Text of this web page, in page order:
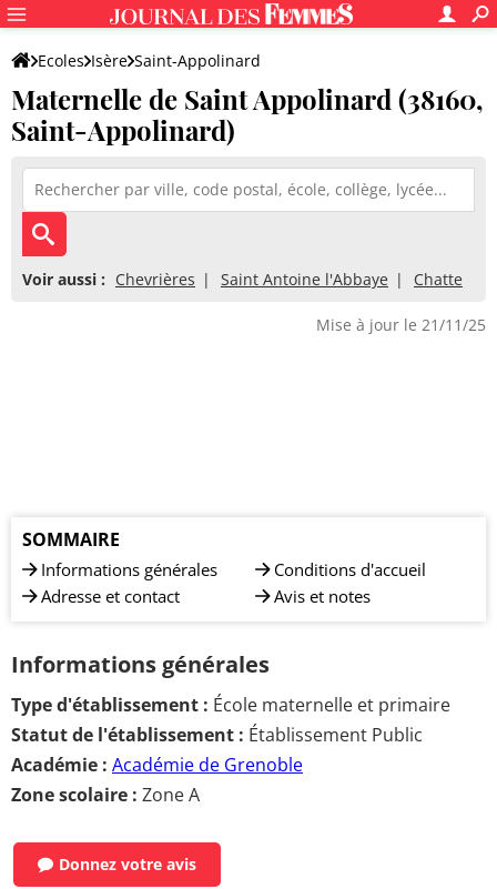
Ecoles Isère Saint-Appolinard
Maternelle de Saint Appolinard
Maternelle de Saint Appolinard (38160,
Saint-Appolinard)
Voir aussi : Chevrières Saint Antoine l'Abbaye Chatte
Mise à jour le 21/11/25
SOMMAIRE
Informations générales
Adresse et contact
Conditions d'accueil
Avis et notes
Informations générales
Type d'établissement : École maternelle et primaire
Statut de l'établissement : Établissement Public
Académie : Académie de Grenoble
Zone scolaire : Zone A
Donnez votre avis